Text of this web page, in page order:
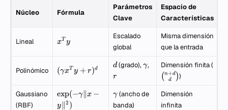
Núcleo Fórmula
Parámetros
Clave
Espacio de
Características
Lineal xT y
Escalado
global
Misma dimensión
que la entrada
Polinómico (γxT y + r)d d(grado), γ,
r
Dimensión finita (
( d
n+d ))
Gaussiano
(RBF)
exp(−γ∥ x −
y 2 )
γ(ancho de
banda)
Dimensión
infinita